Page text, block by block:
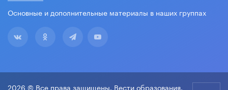
Основные и дополнительные материалы в наших группах
2026 © Все права защищены. Вести образования.